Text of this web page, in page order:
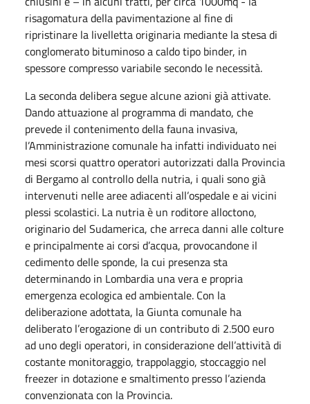
risagomatura della pavimentazione al fine di
ripristinare la livelletta originaria mediante la stesa di
conglomerato bituminoso a caldo tipo binder, in
spessore compresso variabile secondo le necessità.
La seconda delibera segue alcune azioni già attivate.
Dando attuazione al programma di mandato, che
prevede il contenimento della fauna invasiva,
l’Amministrazione comunale ha infatti individuato nei
mesi scorsi quattro operatori autorizzati dalla Provincia
di Bergamo al controllo della nutria, i quali sono già
intervenuti nelle aree adiacenti all’ospedale e ai vicini
plessi scolastici. La nutria è un roditore alloctono,
originario del Sudamerica, che arreca danni alle colture
e principalmente ai corsi d’acqua, provocandone il
cedimento delle sponde, la cui presenza sta
determinando in Lombardia una vera e propria
emergenza ecologica ed ambientale. Con la
deliberazione adottata, la Giunta comunale ha
deliberato l’erogazione di un contributo di 2.500 euro
ad uno degli operatori, in considerazione dell’attività di
costante monitoraggio, trappolaggio, stoccaggio nel
freezer in dotazione e smaltimento presso l’azienda
convenzionata con la Provincia.